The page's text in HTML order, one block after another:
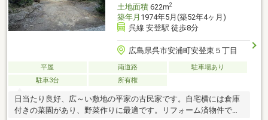
土地面積622m2
築年月 1974年5月(築52年4ヶ月)
呉線 安登駅 徒歩8分
広島県呉市安浦町安登東５丁目
平屋 南道路
駐車場あり
駐車3台
所有権
日当たり良好、広～い敷地の平家の古民家です。自宅横には倉庫
付きの菜園があり、野菜作りに最適です。リフォーム済物件で